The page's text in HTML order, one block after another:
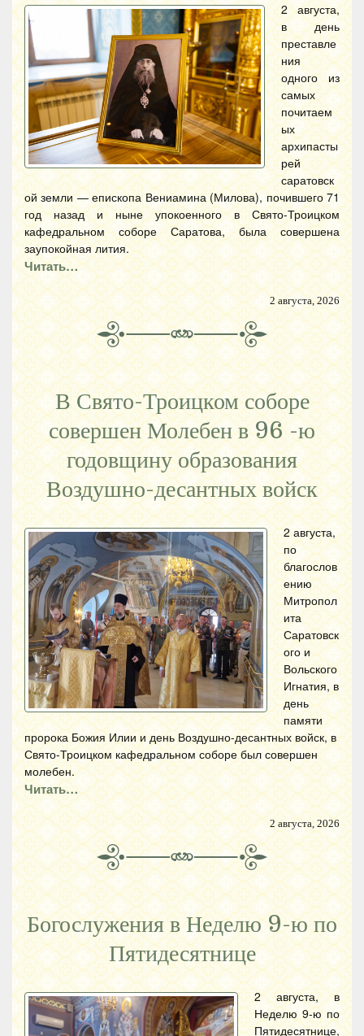
2 августа,
в день
преставле
ния
одного из
самых
почитаем
ых
архипасты
рей
саратовск
ой земли — епископа Вениамина (Милова), почившего 71
год назад и ныне упокоенного в Свято-Троицком
кафедральном соборе Саратова, была совершена
заупокойная лития.
Читать…
2 августа, 2026
В Свято-Троицком соборе
совершен Молебен в 96 -ю
годовщину образования
Воздушно-десантных войск
2 августа,
по
благослов
ению
Митропол
ита
Саратовск
ого и
Вольского
Игнатия, в
день
памяти
пророка Божия Илии и день Воздушно-десантных войск, в
Свято-Троицком кафедральном соборе был совершен
молебен.
Читать…
2 августа, 2026
Богослужения в Неделю 9-ю по
Пятидесятнице
2 августа, в
Неделю 9-ю по
Пятидесятнице,